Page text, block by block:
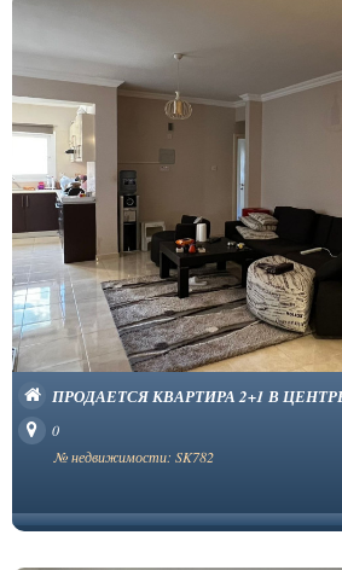
ПРОДАЕТСЯ КВАРТИРА 2+1 В
0
№ недвижимости: SK782